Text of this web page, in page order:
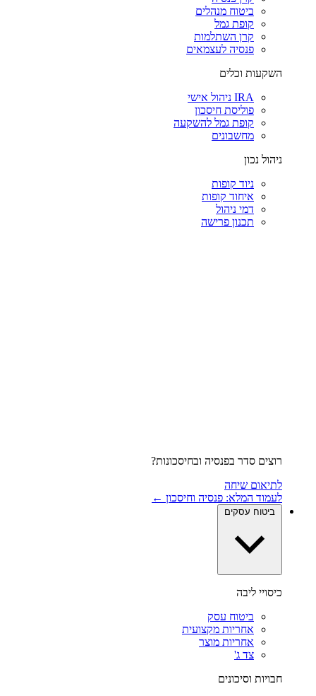
ביטוח מנהלים
קופת גמל
קרן השתלמות
פנסיה לעצמאים
השקעות וכלים
IRA ניהול אישי
פוליסת חיסכון
קופת גמל להשקעה
מחשבונים
ניהול נכון
ניוד קופות
איחוד קופות
דמי ניהול
תכנון פרישה
רוצים סדר בפנסיה ובחיסכונות?
לתיאום שיחה
לעמוד המלא: פנסיה וחיסכון ←
ביטוח עסקים
כיסויי ליבה
ביטוח עסק
אחריות מקצועית
אחריות מוצר
צד ג'
חבויות וסיכונים